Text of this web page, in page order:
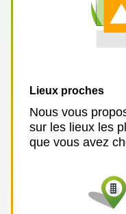
Lieux proches
Nous vous
sur les lieux les
que vous avez